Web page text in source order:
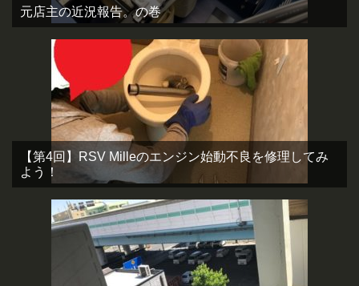
元店主の近況報告。の巻
【第4回】RSV Milleのエンジン始動不良を修理してみ
よう！